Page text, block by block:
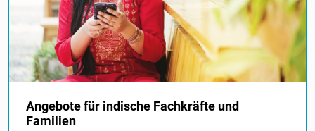
Angebote für indische Fachkräfte und
Familien